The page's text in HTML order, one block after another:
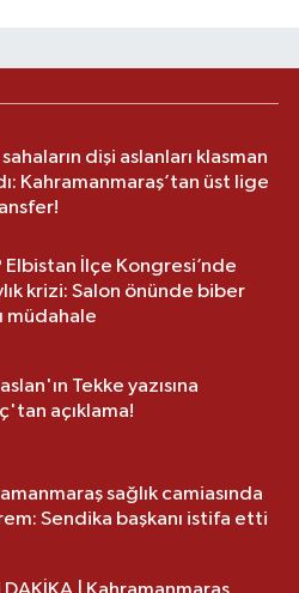
dişi aslanları klasman
Kahramanmaraş’tan üst lige
Elbistan İlçe Kongresi’nde
krizi: Salon önünde biber
müdahale
Tekke yazısına
açıklama!
sağlık camiasında
Sendika başkanı istifa etti